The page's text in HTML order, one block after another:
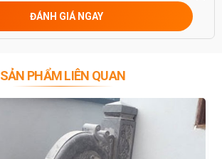
ĐÁNH GIÁ NGAY
SẢN PHẨM LIÊN QUAN